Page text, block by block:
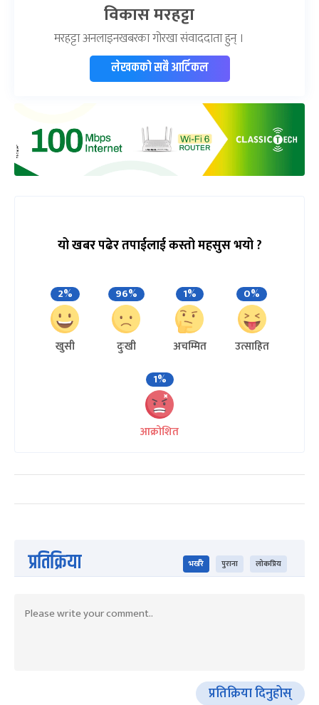
विकास मरहट्टा
मरहट्टा अनलाइनखबरका गोरखा संवाददाता हुन् ।
लेखकको सबै आर्टिकल
यो खबर पढेर तपाईलाई कस्तो महसुस भयो ?
2%
खुसी
96%
दुःखी
1%
अचम्मित
0%
उत्साहित
1%
आक्रोशित
प्रतिक्रिया भर्खरै पुराना लोकप्रिय
प्रतिक्रिया दिनुहोस्